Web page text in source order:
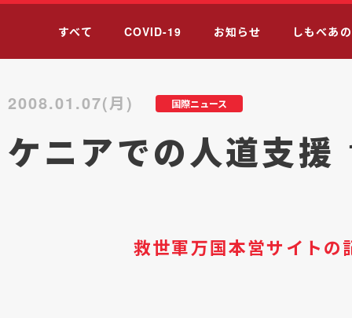
すべて COVID-19 お知らせ しもべあ
国際ニュース
2008.01.07(月)
ケニアでの人道支援
救世軍万国本営サイトの